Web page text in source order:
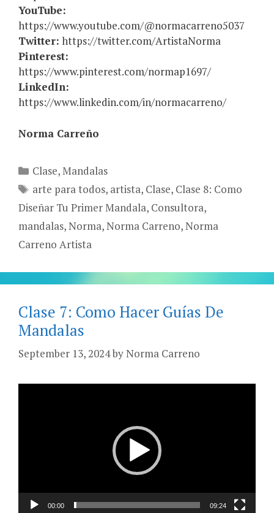
YouTube:
https://www.youtube.com/@normacarreno5037
Twitter: https://twitter.com/ArtistaNorma
Pinterest:
https://www.pinterest.com/normap1697/
LinkedIn:
https://www.linkedin.com/in/normacarreno/
Norma Carreño
Categories
Clase,Mandalas
Tags
arte para todos, artista, Clase, Clase 8: Como
Diseñar Tu Primer Mandala, Consultora,
mandalas,Norma,Norma Carreno,Norma
Carreno Artista
Clase 7: Como Hacer Guías De
Mandalas
September 13, 2024byNorma Carreno
00:00 09:24